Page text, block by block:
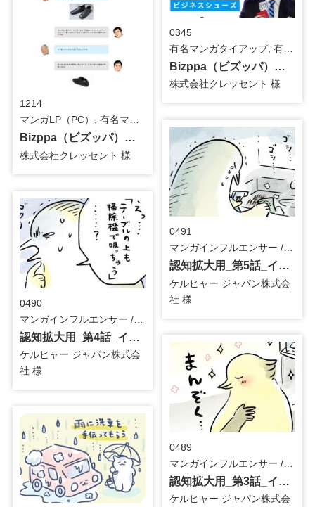
1214
マンガLP（PC）, 有名マンガタイアップ / その他
Bizppa（ビズッパ）訴求用_島耕作_マンガLP（対談ページ）
株式会社クレッセント 様
0345
Bizppa（ビズッパ）訴求用_島耕作_バナー
株式会社クレッセント 様
0491
マンガインフルエンサー / メーカー
認知拡大用_第5話_インフルエンサーマンガ
ケルヒャー ジャパン株式会
社 様
0490
マンガインフルエンサー / メーカー
認知拡大用_第4話_インフルエンサーマンガ
ケルヒャー ジャパン株式会
社 様
0489
認知拡大用_第3話_インフルエンサーマンガ
ケルヒャー ジャパン株式会